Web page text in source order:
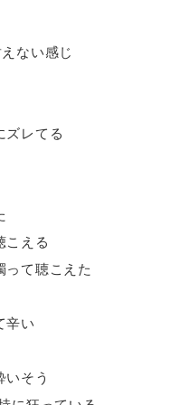
ない感じ
ズレてる
こえる
って聴こえた
辛い
そう